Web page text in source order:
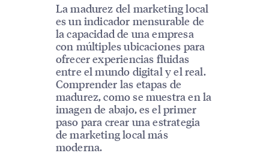
La madurez del marketing local
es un indicador mensurable de
la capacidad de una empresa
con múltiples ubicaciones para
ofrecer experiencias fluidas
entre el mundo digital y el real.
Comprender las etapas de
madurez, como se muestra en la
imagen de abajo, es el primer
paso para crear una estrategia
de marketing local más
moderna.